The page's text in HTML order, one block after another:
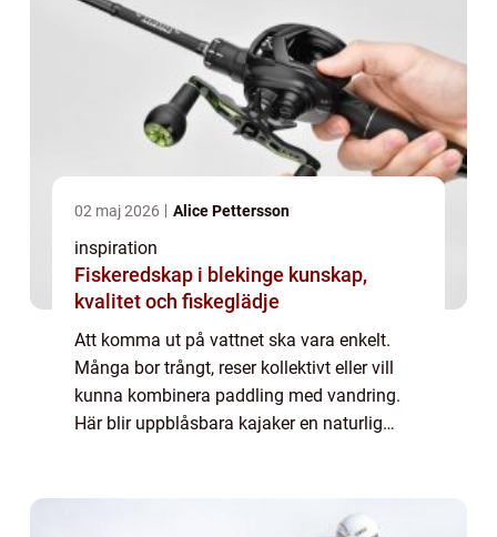
02 maj 2026 Alice Pettersson
inspiration
Fiskeredskap i blekinge kunskap,
kvalitet och fiskeglädje
Att komma ut på vattnet ska vara enkelt.
Många bor trångt, reser kollektivt eller vill
kunna kombinera paddling med vandring.
Här blir uppblåsbara kajaker en naturlig